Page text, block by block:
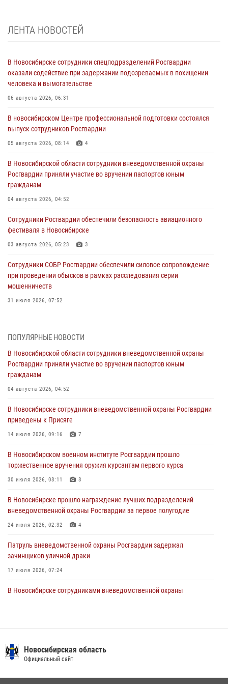
ЛЕНТА НОВОСТЕЙ
В Новосибирске сотрудники спецподразделений Росгвардии
оказали содействие при задержании подозреваемых в похищении
человека и вымогательстве
06 августа 2026, 06:31
В новосибирском Центре профессиональной подготовки состоялся
выпуск сотрудников Росгвардии
05 августа 2026, 08:14 4
В Новосибирской области сотрудники вневедомственной охраны
Росгвардии приняли участие во вручении паспортов юным
гражданам
04 августа 2026, 04:52
Сотрудники Росгвардии обеспечили безопасность авиационного
фестиваля в Новосибирске
03 августа 2026, 05:23 3
Сотрудники СОБР Росгвардии обеспечили силовое сопровождение
при проведении обысков в рамках расследования серии
мошенничеств
31 июля 2026, 07:52
При силовой поддержке бойцов ОМОН и СОБР Росгвардии
пресечена деятельность группы лиц, причастных к мошенничеству
в сфере страхования
В Новосибирске сотрудниками вневедомственной охраны
Росгвардии задержан гражданин, находящийся в розыске
В Новосибирске военнослужащие отряда спецназа «Ермак»
Росгвардии провели занятия по беспарашютному десантированию
В Новосибирске военнослужащие Росгвардии почтили память детей
– жертв войны в Донбассе
ПОПУЛЯРНЫЕ НОВОСТИ
В Новосибирской области сотрудники вневедомственной охраны
Росгвардии приняли участие во вручении паспортов юным
гражданам
04 августа 2026, 04:52
В Новосибирске сотрудники вневедомственной охраны Росгвардии
приведены к Присяге
14 июля 2026, 09:16 7
В Новосибирском военном институте Росгвардии прошло
торжественное вручения оружия курсантам первого курса
30 июля 2026, 08:11 8
В Новосибирске прошло награждение лучших подразделений
вневедомственной охраны Росгвардии за первое полугодие
24 июля 2026, 02:32 4
Патруль вневедомственной охраны Росгвардии задержал
зачинщиков уличной драки
17 июля 2026, 07:24
В Новосибирске сотрудниками вневедомственной охраны
гражданина, который приобрел наркотическое вещество через
«закладку»
Новосибирская область
Официальный сайт